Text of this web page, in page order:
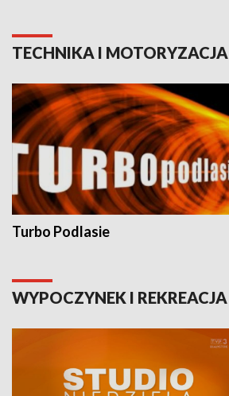
TECHNIKA I MOTORYZACJA
Turbo Podlasie
WYPOCZYNEK I REKREACJA